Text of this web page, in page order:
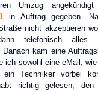
Umzug
in Auftrag gegeben.
nicht akzeptieren
telefonisch alles
kam eine
ich sowohl eine eMail,
ein Techniker vorbei
richtig gelesen,